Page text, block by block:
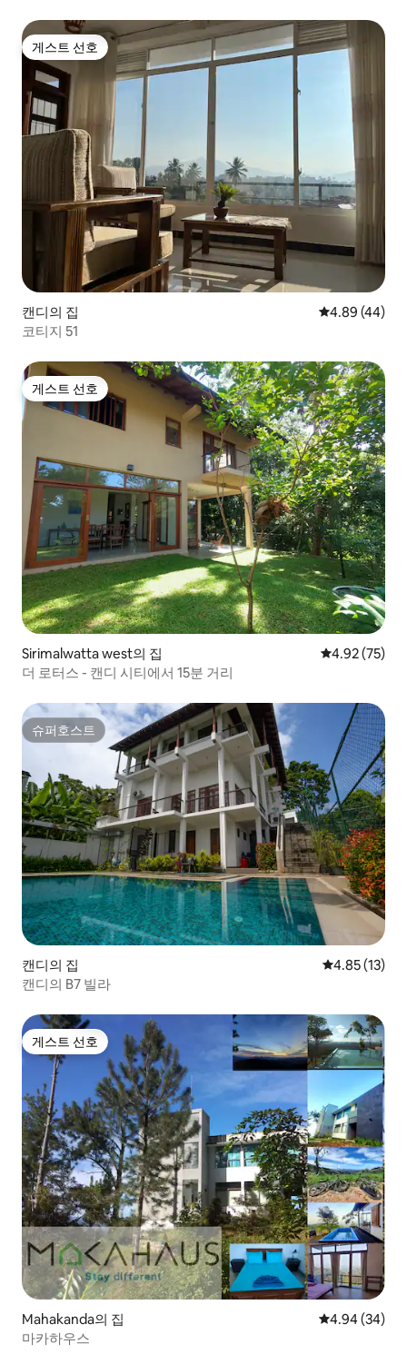
게스트 선호
게스트 선호
캔디의 집 평점 4.89점(5
4.89 (44)
코티지 51
게스트 선호
게스트 선호
Sirimalwatta west의 집 평점 4.92점(5
4.92 (75)
더 로터스 - 캔디 시티에서 15분 거리
슈퍼호스트
슈퍼호스트
캔디의 집 평점 4.85점
4.85 (13)
캔디의 B7 빌라
게스트 선호
게스트 선호
Mahakanda의 집 평점 4.94점(5
4.94 (34)
마카하우스